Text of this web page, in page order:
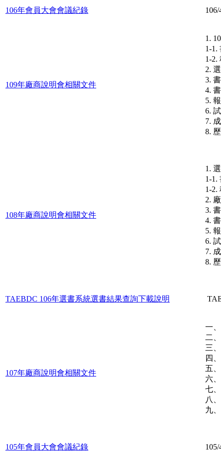
106年會員大會會議紀錄
109年廠商說明會相關文件
1.
1-1.
1-2.
2.
3.
4.
5.
6.
7.
8.
108年廠商說明會相關文件
1.
1-1.
1-2.
2.
3.
4.
5.
6.
7.
8.
TAEBDC 106年選書系統選書結果查詢下載說明
107年廠商說明會相關文件
一
二
三
四
五
六
七
八
九
105年會員大會會議紀錄